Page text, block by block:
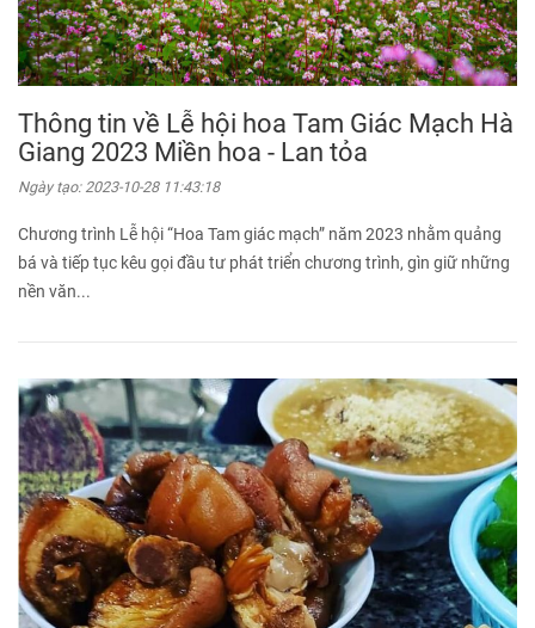
Thông tin về Lễ hội hoa Tam Giác Mạch Hà
Giang 2023 Miền hoa - Lan tỏa
Ngày tạo: 2023-10-28 11:43:18
Chương trình Lễ hội “Hoa Tam giác mạch” năm 2023 nhằm quảng
bá và tiếp tục kêu gọi đầu tư phát triển chương trình, gìn giữ những
nền văn...